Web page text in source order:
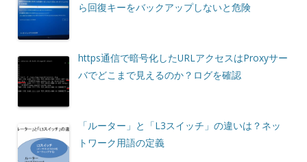
ら回復キーをバックアップしないと危険
https通信で暗号化したURLアクセスはProxyサー
バでどこまで見えるのか？ログを確認
「ルーター」と「L3スイッチ」の違いは？ネッ
トワーク用語の定義